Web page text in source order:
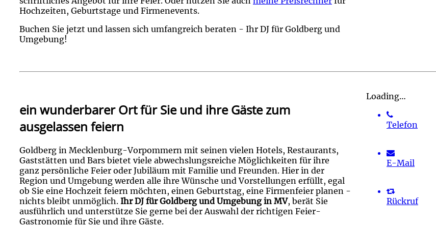
Hochzeiten, Geburtstage und Firmenevents.
Buchen Sie jetzt und lassen sich umfangreich beraten - Ihr DJ für Goldberg und
Umgebung!
ein wunderbarer Ort für Sie und ihre Gäste zum
ausgelassen feiern
Goldberg in Mecklenburg-Vorpommern mit seinen vielen Hotels, Restaurants,
Gaststätten und Bars bietet viele abwechslungsreiche Möglichkeiten für ihre
ganz persönliche Feier oder Jubiläum mit Familie und Freunden. Hier in der
Region und Umgebung werden alle ihre Wünsche und Vorstellungen erfüllt, egal
ob Sie eine Hochzeit feiern möchten, einen Geburtstag, eine Firmenfeier planen -
nichts bleibt unmöglich. Ihr DJ für Goldberg und Umgebung in MV, berät Sie
ausführlich und unterstütze Sie gerne bei der Auswahl der richtigen Feier-
Gastronomie für Sie und ihre Gäste.
Loading…
Telefon
E-Mail
Rückruf